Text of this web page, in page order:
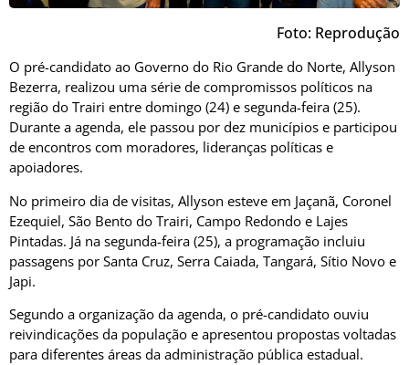
Foto: Reprodução
O pré-candidato ao Governo do Rio Grande do Norte, Allyson
Bezerra, realizou uma série de compromissos políticos na
região do Trairi entre domingo (24) e segunda-feira (25).
Durante a agenda, ele passou por dez municípios e participou
de encontros com moradores, lideranças políticas e
apoiadores.
No primeiro dia de visitas, Allyson esteve em Jaçanã, Coronel
Ezequiel, São Bento do Trairi, Campo Redondo e Lajes
Pintadas. Já na segunda-feira (25), a programação incluiu
passagens por Santa Cruz, Serra Caiada, Tangará, Sítio Novo e
Japi.
Segundo a organização da agenda, o pré-candidato ouviu
reivindicações da população e apresentou propostas voltadas
para diferentes áreas da administração pública estadual.